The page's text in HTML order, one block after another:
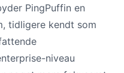
PingPuffin en
tidligere kendt som
niveau